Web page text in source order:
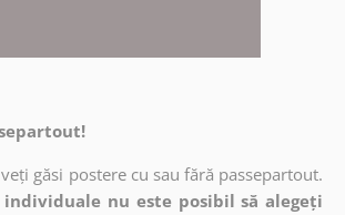
găsi postere cu sau fără passepartout.
nu este posibil să alegeți